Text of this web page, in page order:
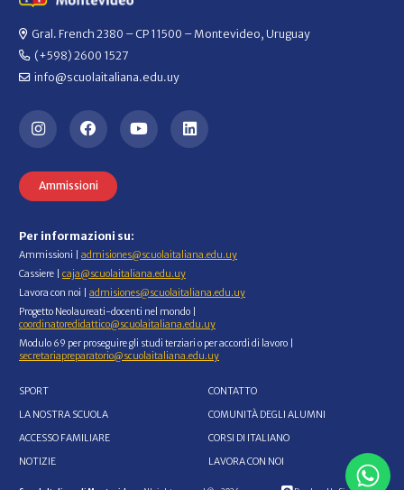
Gral. French 2380 – CP 11500 – Montevideo, Uruguay
(+598) 2600 1527
info@scuolaitaliana.edu.uy
Ammissioni
Per informazioni su:
Ammissioni | admisiones@scuolaitaliana.edu.uy
Cassiere | caja@scuolaitaliana.edu.uy
Lavora con noi | admisiones@scuolaitaliana.edu.uy
Progetto Neolaureati-docenti nel mondo |
coordinatoredidattico@scuolaitaliana.edu.uy
Modulo 69 per proseguire gli studi terziari o per accordi di lavoro |
secretariapreparatorio@scuolaitaliana.edu.uy
SPORT
LA NOSTRA SCUOLA
ACCESSO FAMILIARE
NOTIZIE
CONTATTO
COMUNITÀ DEGLI ALUMNI
CORSI DI ITALIANO
LAVORA CON NOI